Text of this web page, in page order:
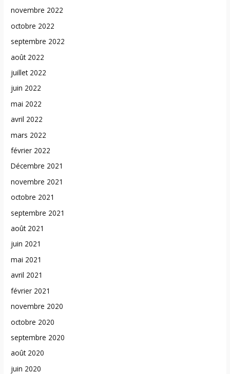
novembre 2022
octobre 2022
septembre 2022
août 2022
juillet 2022
juin 2022
mai 2022
avril 2022
mars 2022
février 2022
Décembre 2021
novembre 2021
octobre 2021
septembre 2021
août 2021
juin 2021
mai 2021
avril 2021
février 2021
novembre 2020
octobre 2020
septembre 2020
août 2020
juin 2020